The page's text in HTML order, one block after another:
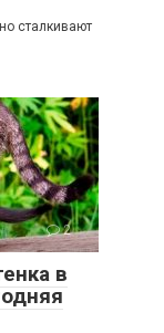
сталкивают
2
в